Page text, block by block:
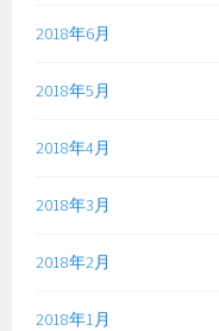
2018年6月
2018年5月
2018年4月
2018年3月
2018年2月
2018年1月